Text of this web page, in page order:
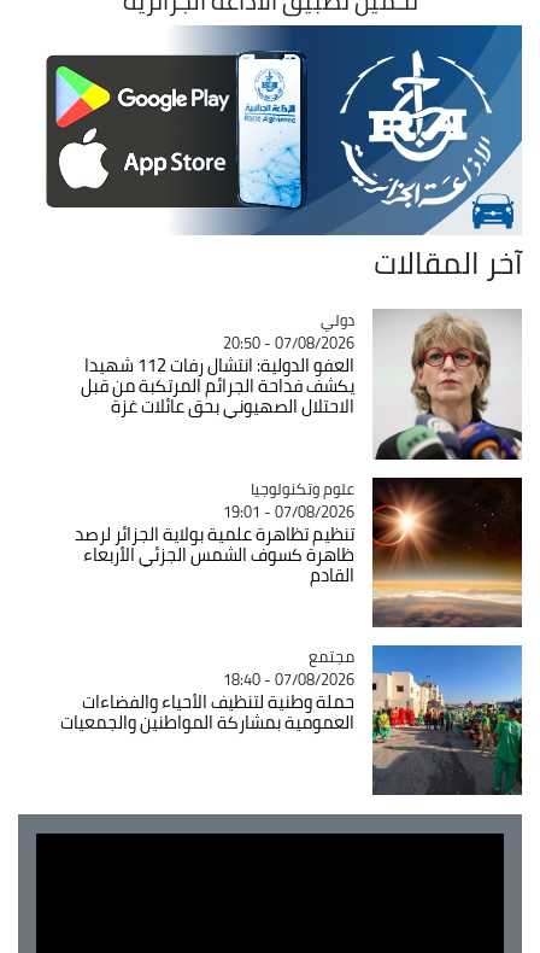
آخر المقالات
Catégorie
دولي
07/08/2026 - 20:50
العفو الدولية: انتشال رفات 112 شهيدا
يكشف فداحة الجرائم المرتكبة من قبل
الاحتلال الصهيوني بحق عائلات غزة
Catégorie
علوم وتكنولوجيا
07/08/2026 - 19:01
تنظيم تظاهرة علمية بولاية الجزائر لرصد
ظاهرة كسوف الشمس الجزئي الأربعاء
القادم
Catégorie
مجتمع
07/08/2026 - 18:40
حملة وطنية لتنظيف الأحياء والفضاءات
العمومية بمشاركة المواطنين والجمعيات